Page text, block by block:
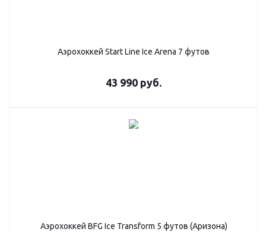
Аэрохоккей Start Line Ice Arena 7 футов
43 990 руб.
Аэрохоккей BFG Ice Transform 5 футов (Аризона)